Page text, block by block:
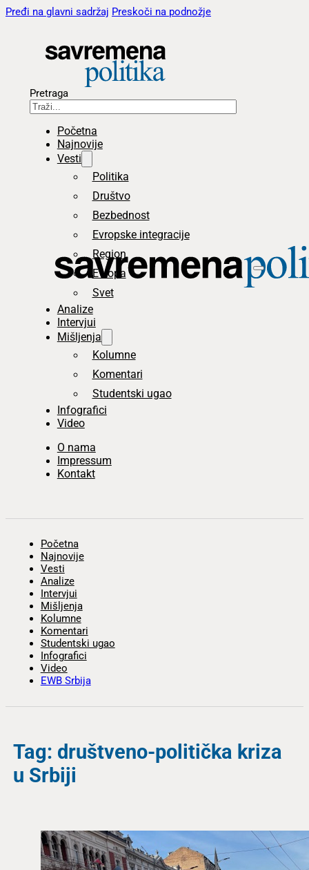
Pređi na glavni sadržaj Preskoči na podnožje
Pretraga
Početna
Najnovije
Vesti
Politika
Društvo
Bezbednost
Evropske integracije
Region
Evropa
Svet
Analize
Intervjui
Mišljenja
Kolumne
Komentari
Studentski ugao
Infografici
Video
O nama
Impressum
Kontakt
Početna
Najnovije
Vesti
Analize
Intervjui
Mišljenja
Kolumne
Komentari
Studentski ugao
Infografici
Video
EWB Srbija
Tag: društveno-politička kriza
u Srbiji